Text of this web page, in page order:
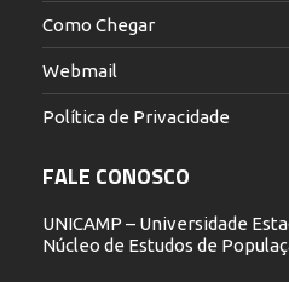
Como Chegar
Webmail
Política de Privacidade
FALE CONOSCO
UNICAMP – Universidade
Núcleo de Estudos de